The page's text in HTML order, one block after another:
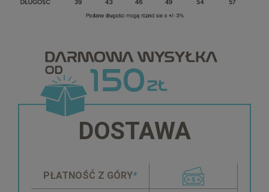
DOSTAWA
PŁATNOŚĆ Z GÓRY*